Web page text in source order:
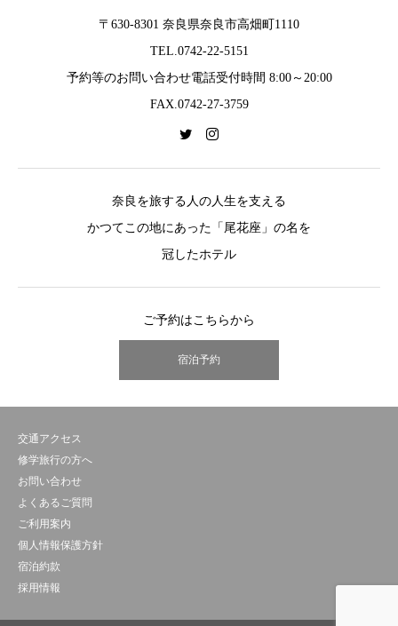
〒630-8301 奈良県奈良市高畑町1110
TEL.0742-22-5151
予約等のお問い合わせ電話受付時間 8:00～20:00
FAX.0742-27-3759
奈良を旅する人の人生を支える
かつてこの地にあった「尾花座」の名を
冠したホテル
ご予約はこちらから
宿泊予約
交通アクセス
修学旅行の方へ
お問い合わせ
よくあるご質問
ご利用案内
個人情報保護方針
宿泊約款
採用情報